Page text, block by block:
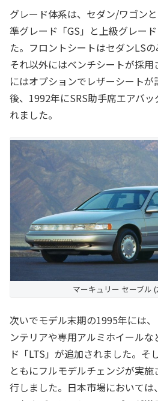
グレード体系は、セダン/ワゴン
準グレード「GS」と上級グレー
た。フロントシートはセダンLSの
それ以外にはベンチシートが採
にはオプションでレザーシート
後、1992年にSRS助手席エアバ
れました。
マーキュリー セーブル
次いでモデル末期の1995年には
ンテリアや専用アルミホイール
ド「LTS」が追加されました。そ
ともにフルモデルチェンジが実
行しました。日本市場において